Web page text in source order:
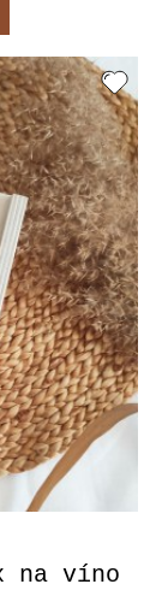
na víno